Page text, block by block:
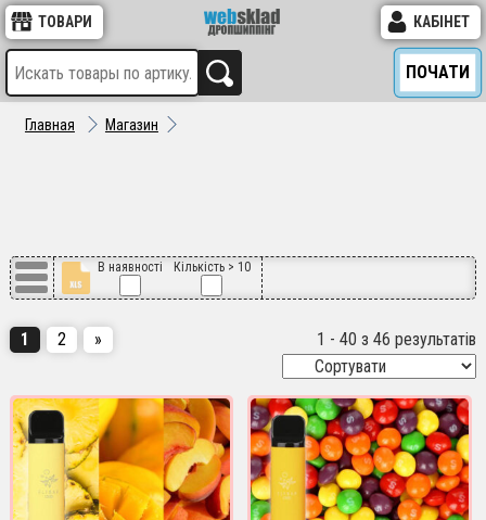
ТОВАРИ КАБІНЕТ
ПОЧАТИ
Главная Магазин
В наявності Кількість > 10
1 2 » 1 - 40 з 46 результатів